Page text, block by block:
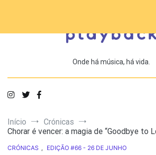
conteúdo
Onde há música, há vida.
Início
Crónicas
Chorar é vencer: a magia de “Goodbye to
CRÓNICAS , EDIÇÃO #66 - 26 DE JUNHO